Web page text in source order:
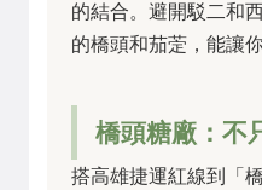
的結合。避開駁二和
的橋頭和茄萣，能讓
橋頭糖廠：不
搭高雄捷運紅線到「